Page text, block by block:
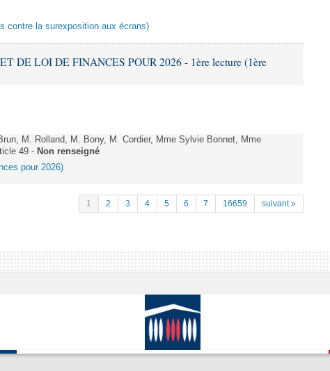
contre la surexposition aux écrans)
DE LOI DE FINANCES POUR 2026 - 1ère lecture (1ère
M. Rolland, M. Bony, M. Cordier, Mme Sylvie Bonnet, Mme
49 - Non renseigné
pour 2026)
1 2 3 4 5 6 7 16659 suivant »